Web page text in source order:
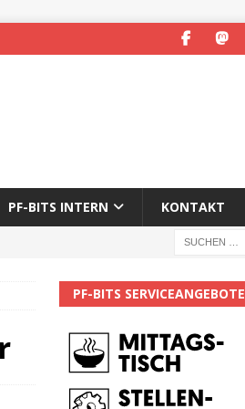
PF-BITS INTERN KONTAKT
PF-BITS SERVICEANGEBOTE